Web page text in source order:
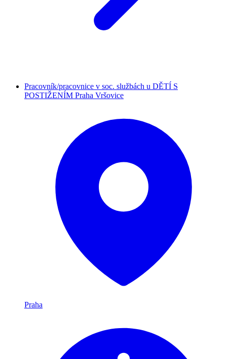
Pracovník/pracovnice v soc. službách u DĚTÍ S
POSTIŽENÍM Praha Vršovice
Praha